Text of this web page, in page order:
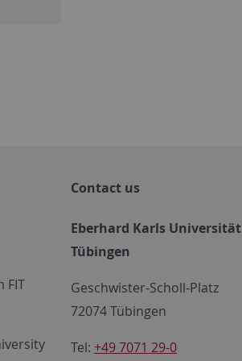
FIT
Contact us
Eberhard Karls Universität
Tübingen
Geschwister-Scholl-Platz
72074 Tübingen
Tel: +49 7071 29-0